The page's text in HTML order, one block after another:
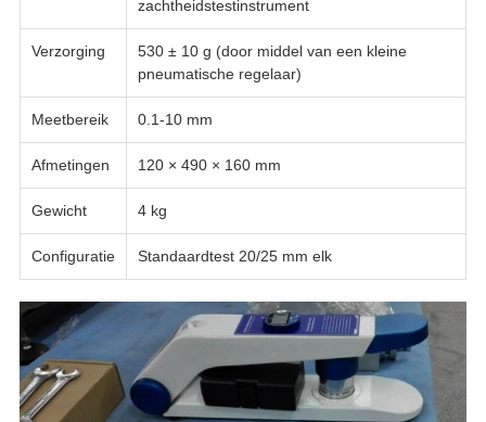
zachtheidstestinstrument
Verzorging
530 ± 10 g (door middel van een kleine
pneumatische regelaar)
Meetbereik 0.1-10 mm
Afmetingen 120 × 490 × 160 mm
Gewicht 4 kg
Configuratie Standaardtest 20/25 mm elk